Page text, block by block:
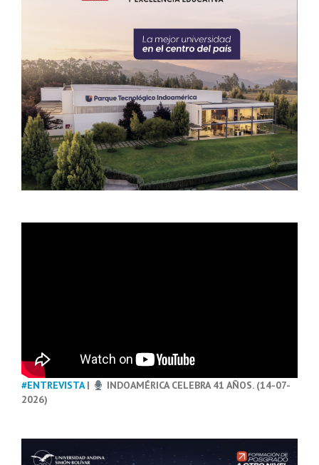
#ENTREVISTA|
INDOAMÉRICA CELEBRA 41 AÑOS. (14-07-
2026)